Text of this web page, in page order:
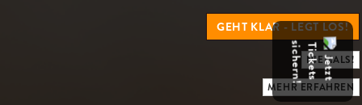
GEHT KLAR - LEGT LOS!
NIEMALS!
MEHR ERFAHREN